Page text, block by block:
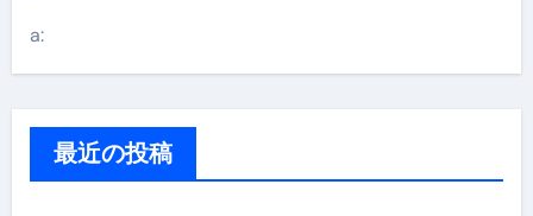
a:
最近の投稿